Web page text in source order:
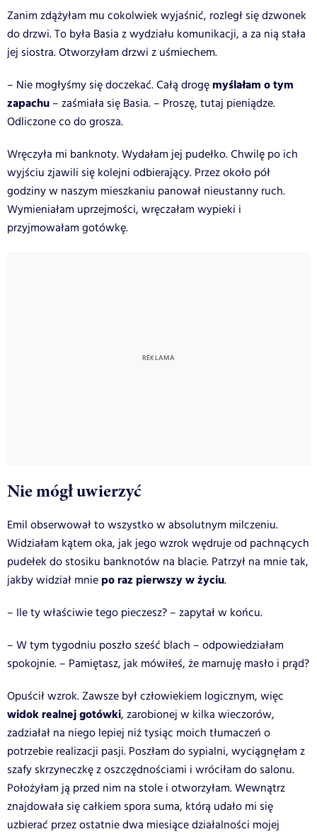
Zanim zdążyłam mu cokolwiek wyjaśnić, rozległ się dzwonek
do drzwi. To była Basia z wydziału komunikacji, a za nią stała
jej siostra. Otworzyłam drzwi z uśmiechem.
– Nie mogłyśmy się doczekać. Całą drogę myślałam o tym
zapachu – zaśmiała się Basia. – Proszę, tutaj pieniądze.
Odliczone co do grosza.
Wręczyła mi banknoty. Wydałam jej pudełko. Chwilę po ich
wyjściu zjawili się kolejni odbierający. Przez około pół
godziny w naszym mieszkaniu panował nieustanny ruch.
Wymieniałam uprzejmości, wręczałam wypieki i
przyjmowałam gotówkę.
Nie mógł uwierzyć
Emil obserwował to wszystko w absolutnym milczeniu.
Widziałam kątem oka, jak jego wzrok wędruje od pachnących
pudełek do stosiku banknotów na blacie. Patrzył na mnie tak,
jakby widział mnie po raz pierwszy w życiu.
– Ile ty właściwie tego pieczesz? – zapytał w końcu.
– W tym tygodniu poszło sześć blach – odpowiedziałam
spokojnie. – Pamiętasz, jak mówiłeś, że marnuję masło i prąd?
Opuścił wzrok. Zawsze był człowiekiem logicznym, więc
widok realnej gotówki, zarobionej w kilka wieczorów,
zadziałał na niego lepiej niż tysiąc moich tłumaczeń o
potrzebie realizacji pasji. Poszłam do sypialni, wyciągnęłam z
szafy skrzyneczkę z oszczędnościami i wróciłam do salonu.
Położyłam ją przed nim na stole i otworzyłam. Wewnątrz
znajdowała się całkiem spora suma, którą udało mi się
uzbierać przez ostatnie dwa miesiące działalności mojej